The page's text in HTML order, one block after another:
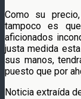
Como su
tampoco es
aficionados
justa medida
sus manos,
puesto que por
Noticia extraída